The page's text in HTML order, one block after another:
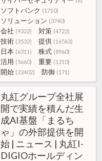
ソフトバンク (1710)
ソリューション (3740)
会社 (9322) 対策 (4722)
技術 (3532) 提供 (16563)
日本 (6311) 株式 (8960)
活用 (5660) 重要 (1210)
開始 (22402) 防御 (171)
丸紅グループ全社展
開で実績を積んだ生
成AI基盤「まるち
ゃ」の外部提供を開
始 | ニュース | 丸紅I-
DIGIOホールディン